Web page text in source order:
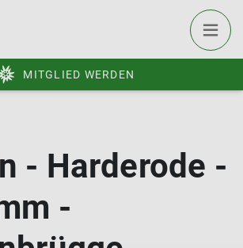
MITGLIED WERDEN
- Harderode -
-